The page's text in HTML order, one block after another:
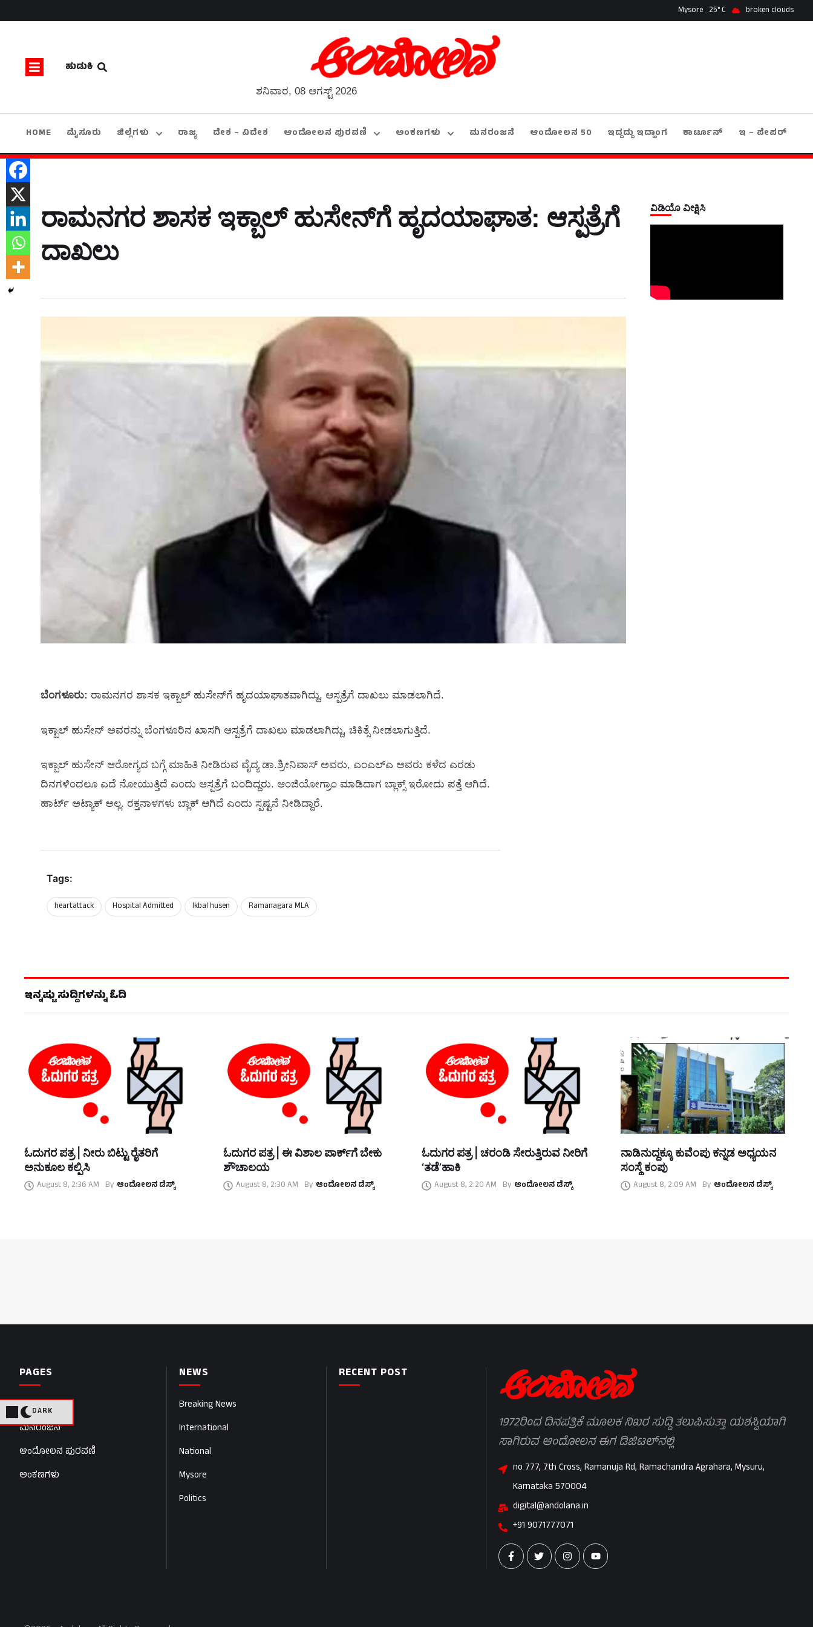
Mysore 25 broken clouds
ಹುಡುಕಿ
ಶನಿವಾರ, 08 ಆಗಸ್ಟ್ 2026
DARK
HOME ಮೈಸೂರು ಜಿಲ್ಲೆಗಳು ರಾಜ್ಯ ದೇಶ – ವಿದೇಶ ಆಂದೋಲನ ಪುರವಣಿ ಅಂಕಣಗಳು ಮನರಂಜನೆ ಆಂದೋಲನ 50 ಇದ್ದದ್ದು ಇದ್ಹಾಂಗ ಕಾರ್ಟೂನ್ ಇ – ಪೇಪರ್
ರಾಮನಗರ ಶಾಸಕ ಇಕ್ಬಾಲ್‌ ಹುಸೇನ್‌ಗೆ ಹೃದಯಾಘಾತ: ಆಸ್ಪತ್ರೆಗೆ
ದಾಖಲು
ಬೆಂಗಳೂರು: ರಾಮನಗರ ಶಾಸಕ ಇಕ್ಬಾಲ್‌ ಹುಸೇನ್‌ಗೆ ಹೃದಯಾಘಾತವಾಗಿದ್ದು, ಆಸ್ಪತ್ರೆಗೆ ದಾಖಲು ಮಾಡಲಾಗಿದೆ.
ಇಕ್ಬಾಲ್‌ ಹುಸೇನ್‌ ಅವರನ್ನು ಬೆಂಗಳೂರಿನ ಖಾಸಗಿ ಆಸ್ಪತ್ರೆಗೆ ದಾಖಲು ಮಾಡಲಾಗಿದ್ದು, ಚಿಕಿತ್ಸೆ ನೀಡಲಾಗುತ್ತಿದೆ.
ಇಕ್ಬಾಲ್‌ ಹುಸೇನ್‌ ಆರೋಗ್ಯದ ಬಗ್ಗೆ ಮಾಹಿತಿ ನೀಡಿರುವ ವೈದ್ಯ ಡಾ.ಶ್ರೀನಿವಾಸ್‌ ಅವರು, ಎಂಎಲ್‌ಎ ಅವರು ಕಳೆದ ಎರಡು
ದಿನಗಳಿಂದಲೂ ಎದೆ ನೋಯುತ್ತಿದೆ ಎಂದು ಆಸ್ಪತ್ರೆಗೆ ಬಂದಿದ್ದರು. ಆಂಜಿಯೋಗ್ರಾಂ ಮಾಡಿದಾಗ ಬ್ಲಾಕ್ಸ್‌ ಇರೋದು ಪತ್ತೆ ಆಗಿದೆ.
ಹಾರ್ಟ್‌ ಅಟ್ಯಾಕ್‌ ಅಲ್ಲ. ರಕ್ತನಾಳಗಳು ಬ್ಲಾಕ್‌ ಆಗಿದೆ ಎಂದು ಸ್ಪಷ್ಟನೆ ನೀಡಿದ್ದಾರೆ.
Tags:
heartattack Hospital Admitted Ikbal husen Ramanagara MLA
ವಿಡಿಯೊ ವೀಕ್ಷಿಸಿ
ಇನ್ನಷ್ಟು ಸುದ್ದಿಗಳನ್ನು ಓದಿ
ಓದುಗರ ಪತ್ರ | ನೀರು ಬಿಟ್ಟು ರೈತರಿಗೆ
ಅನುಕೂಲ ಕಲ್ಪಿಸಿ
August 8, 2:36 AM By ಆಂದೋಲನ ಡೆಸ್ಕ್
ಓದುಗರ ಪತ್ರ | ಈ ವಿಶಾಲ ಪಾರ್ಕ್‌ಗೆ ಬೇಕು
ಶೌಚಾಲಯ
August 8, 2:30 AM By ಆಂದೋಲನ ಡೆಸ್ಕ್
ಓದುಗರ ಪತ್ರ | ಚರಂಡಿ ಸೇರುತ್ತಿರುವ ನೀರಿಗೆ
‘ತಡೆ’ಹಾಕಿ
August 8, 2:20 AM By ಆಂದೋಲನ ಡೆಸ್ಕ್
ನಾಡಿನುದ್ದಕ್ಕೂ ಕುವೆಂಪು ಕನ್ನಡ ಅಧ್ಯಯನ
ಸಂಸ್ಥೆ ಕಂಪು
August 8, 2:09 AM By ಆಂದೋಲನ ಡೆಸ್ಕ್
PAGES
Home
ಮನರಂಜನೆ
ಆಂದೋಲನ ಪುರವಣಿ
ಅಂಕಣಗಳು
NEWS
Breaking News
International
National
Mysore
Politics
RECENT POST
1972ರಿಂದ ದಿನಪತ್ರಿಕೆ ಮೂಲಕ ನಿಖರ ಸುದ್ದಿ ತಲುಪಿಸುತ್ತಾ ಯಶಸ್ವಿಯಾಗಿ
ಸಾಗಿರುವ ಆಂದೋಲನ ಈಗ ಡಿಜಿಟಲ್‌ನಲ್ಲಿ
no 777, 7th Cross, Ramanuja Rd, Ramachandra Agrahara, Mysuru,
Karnataka 570004
digital@andolana.in
+91 9071777071